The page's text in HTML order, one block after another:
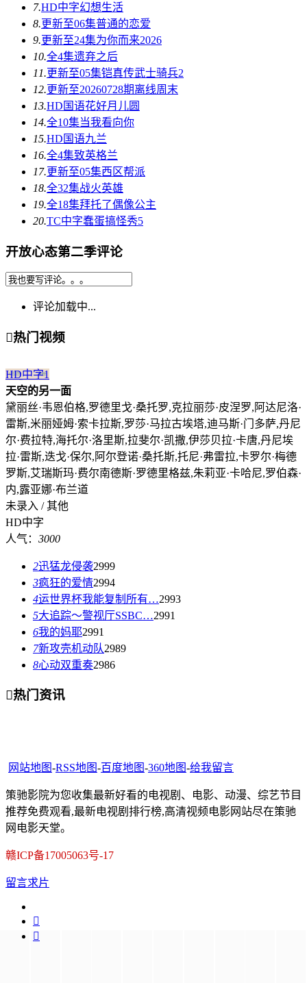
7.HD中字幻想生活
8.更新至06集普通的恋爱
9.更新至24集为你而来2026
10.全4集遗弃之后
11.更新至05集铠真传武士骑兵2
12.更新至20260728期离线周末
13.HD国语花好月儿圆
14.全10集当我看向你
15.HD国语九兰
16.全4集致英格兰
17.更新至05集西区帮派
18.全32集战火英雄
19.全18集拜托了偶像公主
20.TC中字蠢蛋搞怪秀5
开放心态第二季评论
评论加载中...
热门视频
HD中字1
天空的另一面
黛丽丝·韦恩伯格,罗德里戈·桑托罗,克拉丽莎·皮涅罗,阿达尼洛·
雷斯,米丽娅姆·索卡拉斯,罗莎·马拉古埃塔,迪马斯·门多萨,丹尼
尔·费拉特,海托尔·洛里斯,拉斐尔·凯撒,伊莎贝拉·卡唐,丹尼埃
拉·雷斯,迭戈·保尔,阿尔登诺·桑托斯,托尼·弗雷拉,卡罗尔·梅德
罗斯,艾瑞斯玛·费尔南德斯·罗德里格兹,朱莉亚·卡哈尼,罗伯森·
内,露亚娜·布兰道
未录入 / 其他
HD中字
人气： 3000
2迅猛龙侵袭2999
3疯狂的爱情2994
4运世界杯我能复制所有…2993
5大追踪〜警视厅SSBC…2991
6我的妈耶2991
7新攻壳机动队2989
8心动双重奏2986
热门资讯
网站地图-RSS地图-百度地图-360地图-给我留言
策驰影院为您收集最新好看的电视剧、电影、动漫、综艺节目
推荐免费观看,最新电视剧排行榜,高清视频电影网站尽在策驰
网电影天堂。
赣ICP备17005063号-17
留言求片

